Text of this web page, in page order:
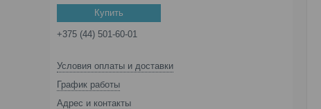
Купить
+375 (44) 501-60-01
Условия оплаты и доставки
График работы
Адрес и контакты